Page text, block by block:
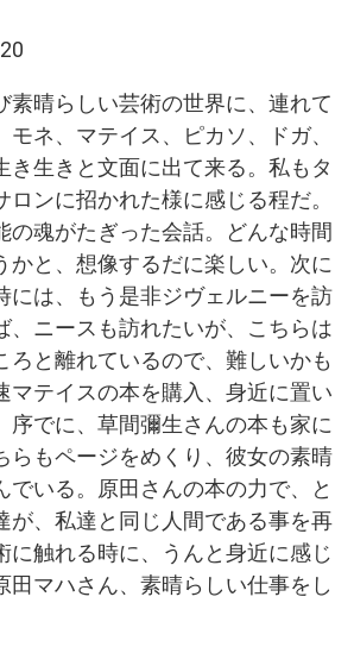
素晴らしい芸術の世界に、連れて
ネ、マテイス、ピカソ、ドガ、
き生きと文面に出て来る。私もタ
ロンに招かれた様に感じる程だ。
の魂がたぎった会話。どんな時間
かと、想像するだに楽しい。次に
には、もう是非ジヴェルニーを訪
、ニースも訪れたいが、こちらは
ろと離れているので、難しいかも
マテイスの本を購入、身近に置い
序でに、草間彌生さんの本も家に
らもページをめくり、彼女の素晴
でいる。原田さんの本の力で、と
が、私達と同じ人間である事を再
に触れる時に、うんと身近に感じ
田マハさん、素晴らしい仕事をし